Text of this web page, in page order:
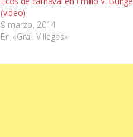
(video)
9 marzo, 2014
En «Gral. Villegas»